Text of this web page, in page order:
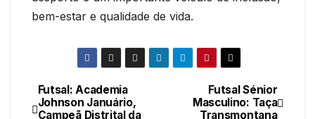
bem-estar e qualidade de vida.
Navegação
Futsal Sénior
Masculino: Taça
Transmontana
Futsal: Academia
Johnson Januário,
Campeã Distrital da